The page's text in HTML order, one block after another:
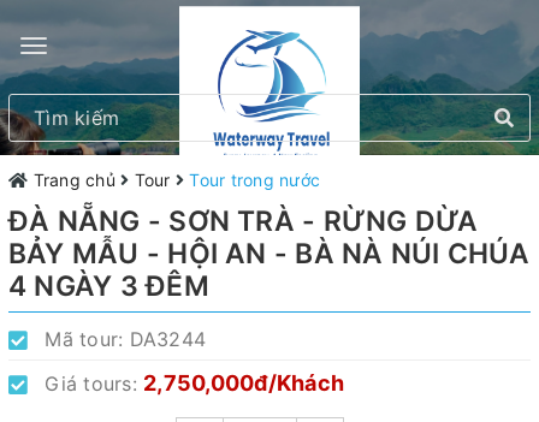
Trang chủ Tour Tour trong nước
ĐÀ NẴNG - SƠN TRÀ - RỪNG DỪA
BẢY MẪU - HỘI AN - BÀ NÀ NÚI CHÚA
4 NGÀY 3 ĐÊM
Mã tour: DA3244
Giá tours: 2,750,000đ/Khách